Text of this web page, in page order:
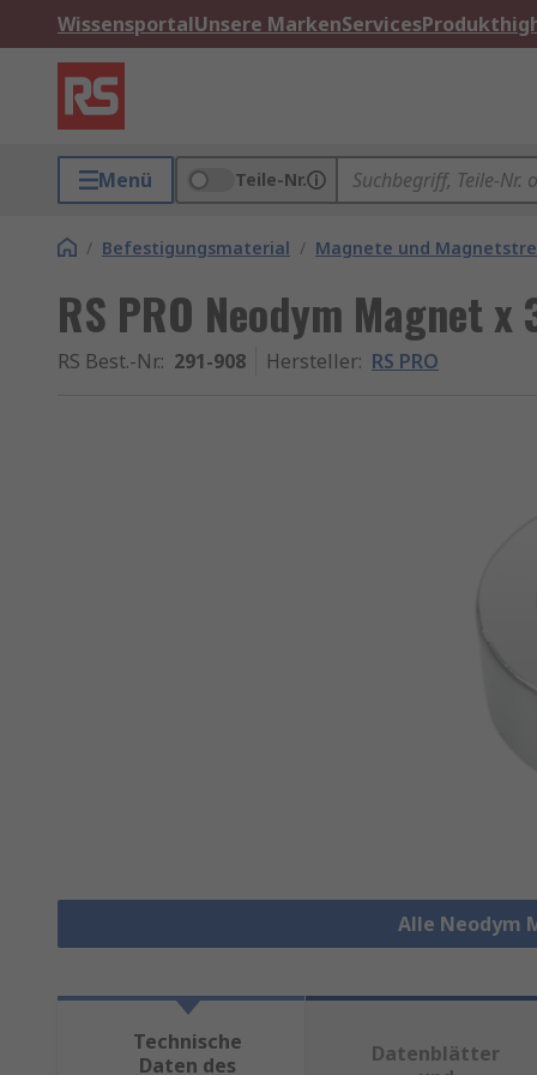
WissensportalUnsere MarkenServices
Menü Teile-Nr.
/ Befestigungsmaterial / Magnete und
RS PRO Neodym Magnet x
RS Best.-Nr.: 291-908 Hersteller: RS PRO
Alle Neodym
Technische
Daten des
Datenblätter